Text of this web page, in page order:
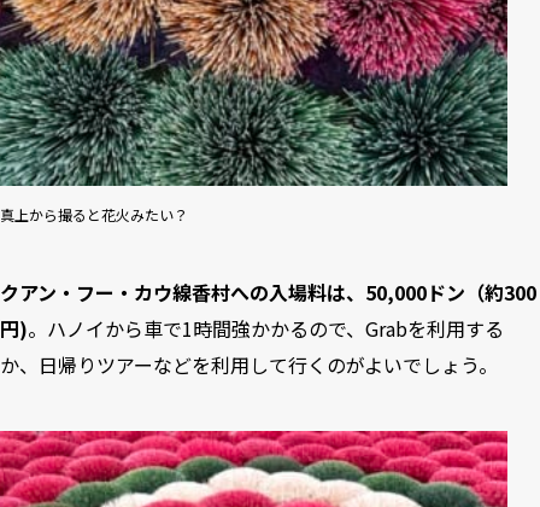
真上から撮ると花火みたい？
クアン・フー・カウ線香村への入場料は、50,000ドン（約300
円)。ハノイから車で1時間強かかるので、 Grabを利用する
か、日帰りツアーなどを利用して行くのがよいでしょう。